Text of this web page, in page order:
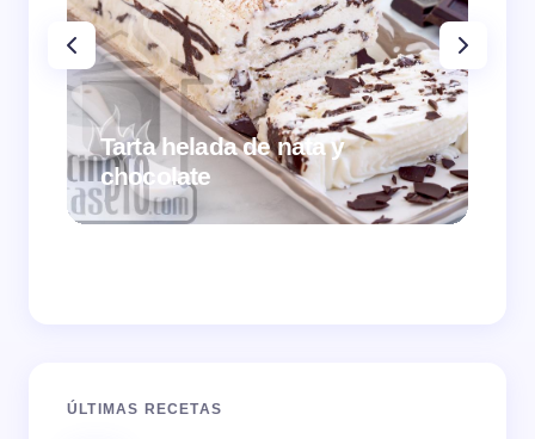
Tarta helada de nata y
chocolate
ÚLTIMAS RECETAS